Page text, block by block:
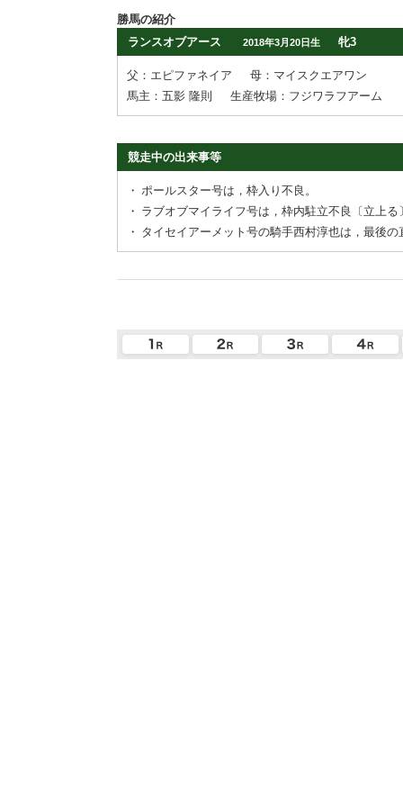
勝馬の紹介
ランスオブアース
2018年3月20日生 牝3
父：エピファネイア
母：マイスクエアワン
馬主：五影 隆則
生産牧場：フジワラフアーム
競走中の出来事等
・ ポールスター号は，枠入り不良。
・ ラブオブマイライフ号は，枠内駐立不良〔立上る
・ タイセイアーメット号の騎手西村淳也は，最後